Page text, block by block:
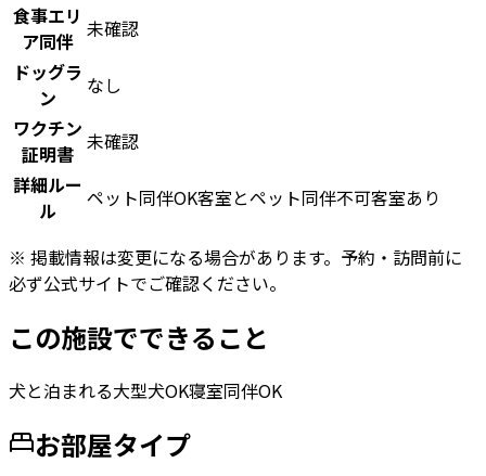
食事エリ
ア同伴 未確認
ドッグラ
ン
なし
ワクチン
証明書 未確認
詳細ルー
ル
ペット同伴OK客室とペット同伴不可客室あり
※ 掲載情報は変更になる場合があります。予約・訪問前に
必ず公式サイトでご確認ください。
この施設でできること
犬と泊まれる大型犬OK寝室同伴OK
お部屋タイプ